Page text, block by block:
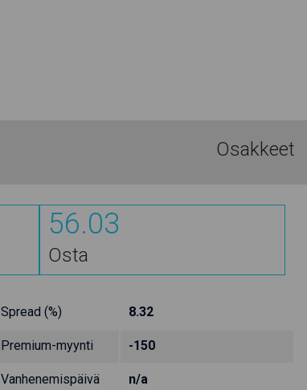
Osakkeet
56.03
Osta
Spread (%) 8.32
Premium-myynti -150
Vanhenemispäivä n/a